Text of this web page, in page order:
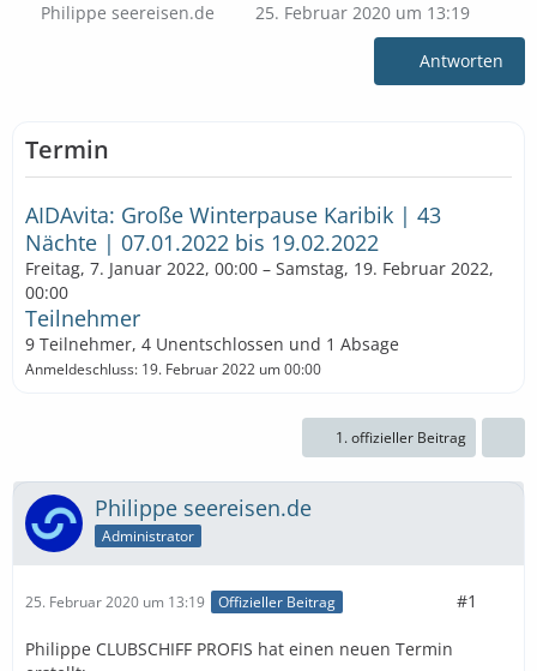
Philippe seereisen.de 25. Februar 2020 um 13:19
Antworten
Termin
AIDAvita: Große Winterpause Karibik | 43
Nächte | 07.01.2022 bis 19.02.2022
Freitag, 7. Januar 2022, 00:00 – Samstag, 19. Februar 2022,
00:00
Teilnehmer
9 Teilnehmer, 4 Unentschlossen und 1 Absage
Anmeldeschluss: 19. Februar 2022 um 00:00
1. offizieller Beitrag
Philippe seereisen.de
Administrator
25. Februar 2020 um 13:19 Offizieller Beitrag #1
Philippe CLUBSCHIFF PROFIS hat einen neuen Termin